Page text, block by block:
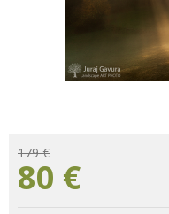
179 €
80 €